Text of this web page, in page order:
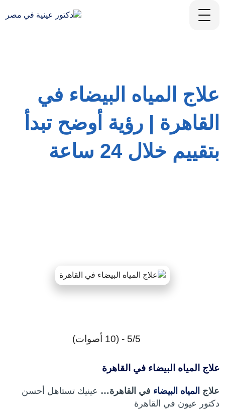
علاج المياه البيضاء في
القاهرة | رؤية أوضح تبدأ
بتقييم خلال 24 ساعة
5/5 - (10 أصوات)
علاج المياه البيضاء في القاهرة
علاج المياه البيضاء في القاهرة… عينيك تستاهل أحسن
دكتور عيون في القاهرة